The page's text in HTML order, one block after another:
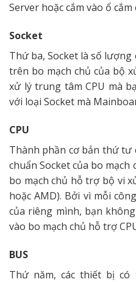
Server hoặc cắm vào ổ
Socket
Thứ ba, Socket là số lượng
trên bo mạch chủ của bộ
xử lý trung tâm CPU mà
với loại Socket mà
CPU
Thành phần cơ bản thứ tư
chuẩn Socket của bo
bo mạch chủ hỗ trợ bộ vi
hoặc AMD). Bởi vì mỗi
của riêng mình, bạn
vào bo mạch chủ hỗ trợ
BUS
Thứ năm, các thiết bị